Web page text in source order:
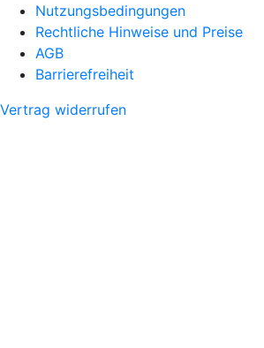
Nutzungsbedingungen
Rechtliche Hinweise und Preise
AGB
Barrierefreiheit
Vertrag widerrufen